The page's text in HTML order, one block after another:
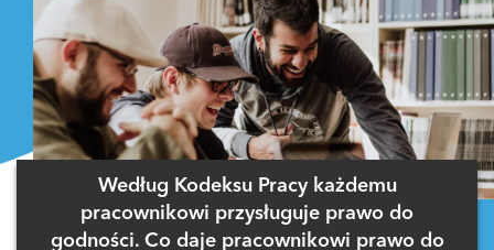
Według Kodeksu Pracy każdemu
pracownikowi przysługuje prawo do
godności. Co daje pracownikowi prawo do